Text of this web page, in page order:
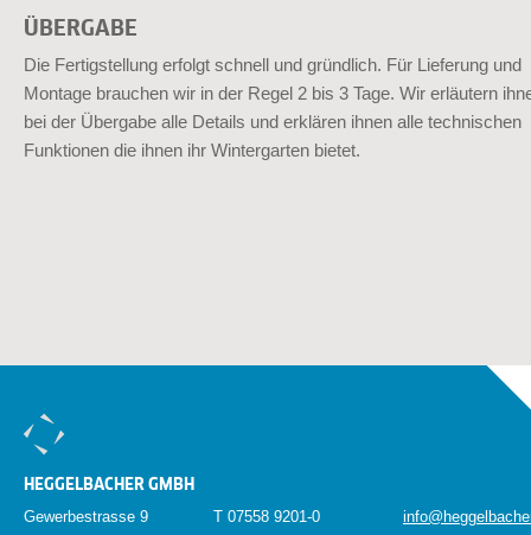
ÜBERGABE
Die Fertigstellung erfolgt schnell und gründlich. Für Lieferung und
Montage brauchen wir in der Regel 2 bis 3 Tage. Wir erläutern
bei der Übergabe alle Details und erklären ihnen alle technischen
Funktionen die ihnen ihr Wintergarten bietet.
HEGGELBACHER GMBH
Gewerbestrasse 9
T 07558 9201-0